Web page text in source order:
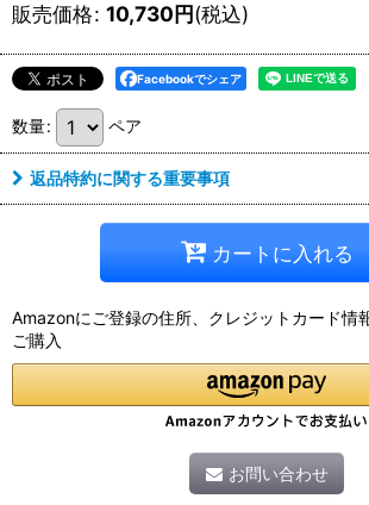
販売価格: 10,730円(税込)
Facebookでシェア
数量: ペア
返品特約に関する重要事項
カートに入れる
Amazonにご登録の住所、クレジットカード情
ご購入
お問い合わせ